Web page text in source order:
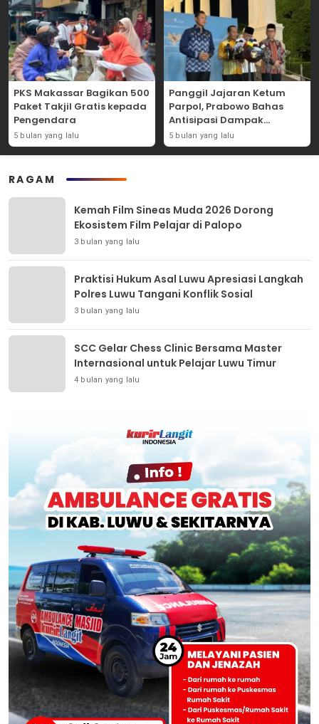
PKS Makassar Bagikan 500
Paket Takjil Gratis kepada
Pengendara
5 bulan yang lalu
Panggil Jajaran Ketum
Parpol, Prabowo Bahas
Antisipasi Dampak
Geopolitik Dunia Usia
Konflik Iran-AS
5 bulan yang lalu
RAGAM
Kemah Film Sineas Muda 2026 Dorong
Ekosistem Film Pelajar di Palopo
3 bulan yang lalu
Praktisi Hukum Asal Luwu Apresiasi Langkah
Polres Luwu Tangani Konflik Sosial
3 bulan yang lalu
SCC Gelar Chess Clinic Bersama Master
Internasional untuk Pelajar Luwu Timur
4 bulan yang lalu